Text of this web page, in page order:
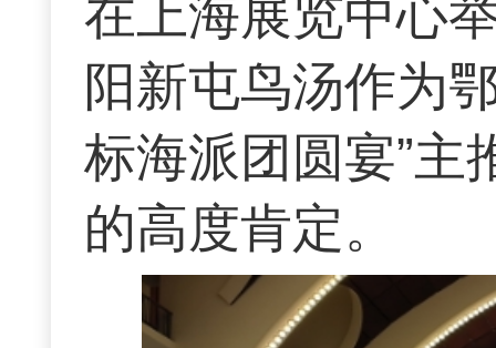
在上海展览中心
阳新屯鸟汤作为
标海派团圆宴”主
的高度肯定。